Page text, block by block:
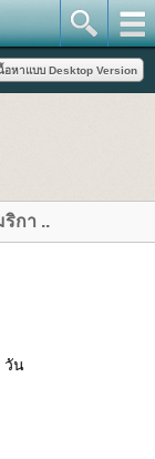
ริกา ..
วัน